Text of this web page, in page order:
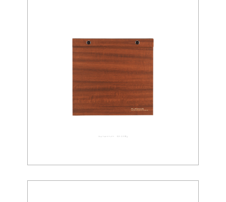
ウォールペーパー 02-0083